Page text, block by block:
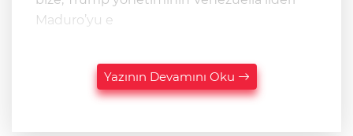
Maduro’yu e
Yazının Devamını Oku